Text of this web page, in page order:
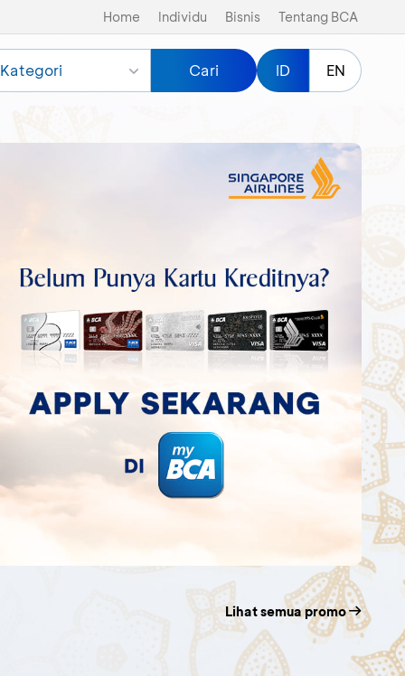
Home Individu Bisnis Tentang BCA
Kategori Cari ID EN
Lihat semua promo